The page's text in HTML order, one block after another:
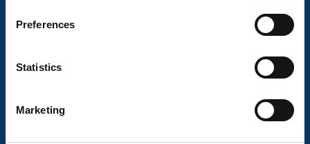
Preferences
Statistics
Marketing
Släpvagnsservice
Frågor & Svar
Butikskoncept